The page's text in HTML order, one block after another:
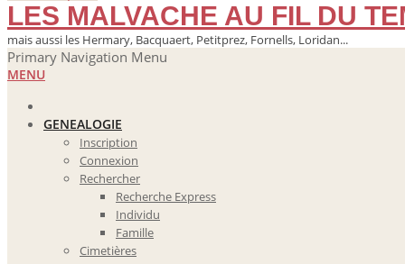
LES MALVACHE AU FIL DU
mais aussi les Hermary, Bacquaert, Petitprez, Fornells, Loridan...
Primary Navigation Menu
MENU
GENEALOGIE
Inscription
Connexion
Rechercher
Recherche Express
Individu
Famille
Cimetières